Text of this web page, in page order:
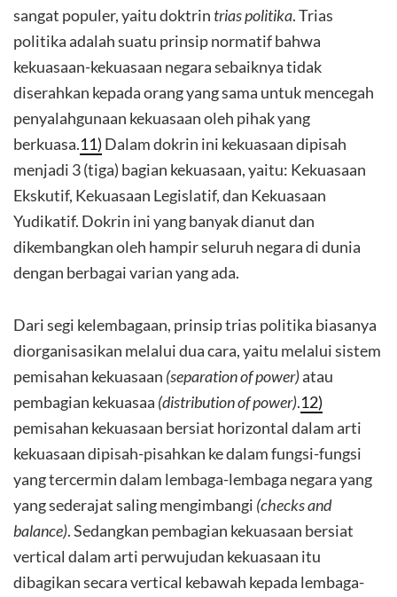
sangat populer, yaitu doktrin trias politika. Trias
politika adalah suatu prinsip normatif bahwa
kekuasaan-kekuasaan negara sebaiknya tidak
diserahkan kepada orang yang sama untuk mencegah
penyalahgunaan kekuasaan oleh pihak yang
berkuasa.11) Dalam dokrin ini kekuasaan dipisah
menjadi 3 (tiga) bagian kekuasaan, yaitu: Kekuasaan
Ekskutif, Kekuasaan Legislatif, dan Kekuasaan
Yudikatif. Dokrin ini yang banyak dianut dan
dikembangkan oleh hampir seluruh negara di dunia
dengan berbagai varian yang ada.
Dari segi kelembagaan, prinsip trias politika biasanya
diorganisasikan melalui dua cara, yaitu melalui sistem
pemisahan kekuasaan (separation of power)atau
pembagian kekuasaa (distribution of power).12)
pemisahan kekuasaan bersiat horizontal dalam arti
kekuasaan dipisah-pisahkan ke dalam fungsi-fungsi
yang tercermin dalam lembaga-lembaga negara yang
yang sederajat saling mengimbangi (checks and
balance). Sedangkan pembagian kekuasaan bersiat
vertical dalam arti perwujudan kekuasaan itu
dibagikan secara vertical kebawah kepada lembaga-